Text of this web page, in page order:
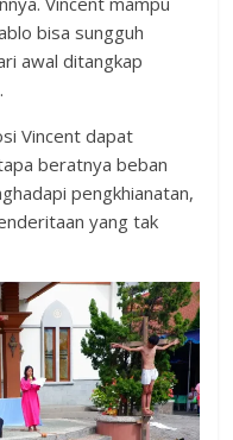
bisa sungguh
awal ditangkap
Vincent dapat
beratnya beban
pengkhianatan,
yang tak